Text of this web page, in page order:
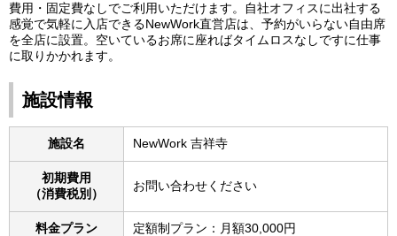
費用・固定費なしでご利用いただけます。自社オフィスに出社する
感覚で気軽に入店できるNewWork直営店は、予約がいらない自由席
を全店に設置。空いているお席に座ればタイムロスなしですに仕事
に取りかかれます。
施設情報
施設名 NewWork 吉祥寺
初期費用
（消費税別）
お問い合わせください
料金プラン
定額制プラン：月額30,000円